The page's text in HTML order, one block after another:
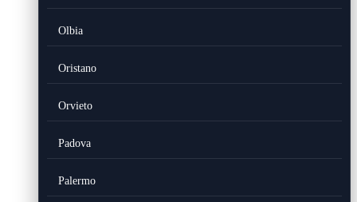
Olbia
Oristano
Orvieto
Padova
Palermo